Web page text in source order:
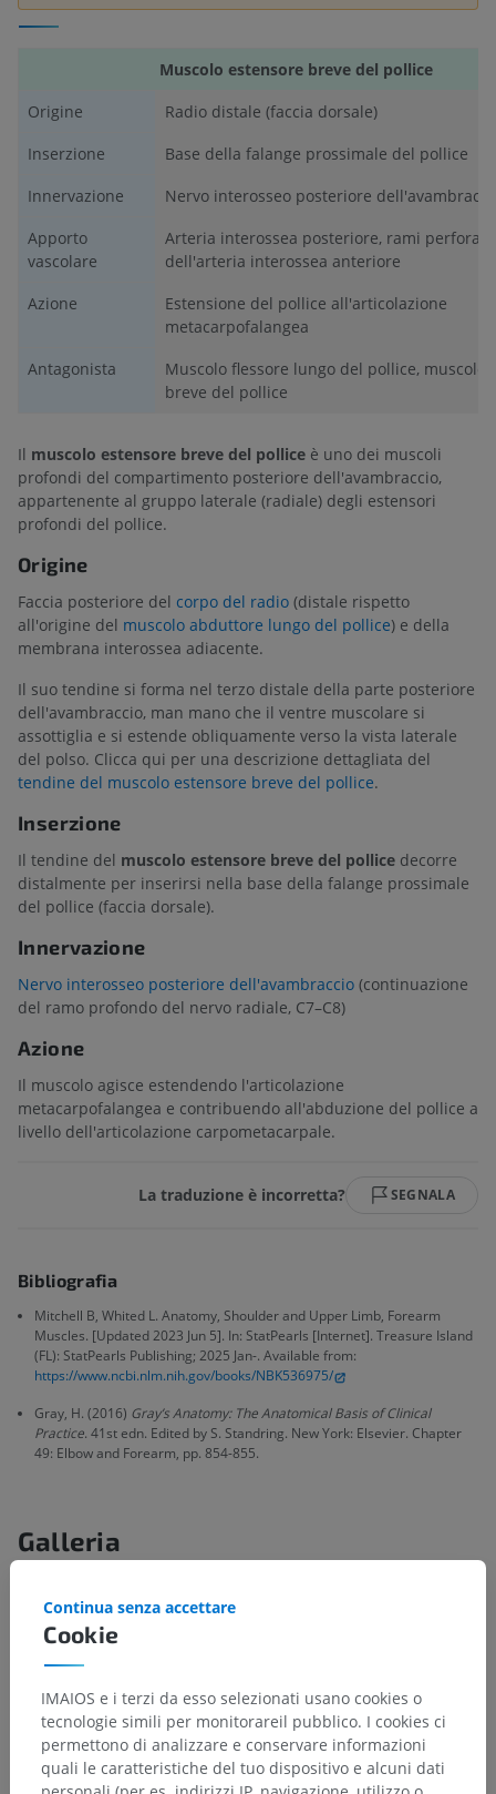
Muscolo estensore breve del pollice
Origine
Radio distale (faccia dorsale)
Inserzione
Base della falange prossimale del pollice
Innervazione
Nervo interosseo posteriore
Apporto
vascolare
Arteria interossea posteriore, rami
dell'arteria interossea anteriore
Azione
Estensione del pollice all'articolazione
metacarpofalangea
Antagonista
Muscolo flessore lungo del pollice, muscolo
breve del pollice
Il muscolo estensore breve del pollice è uno dei muscoli
profondi del compartimento posteriore dell'avambraccio,
appartenente al gruppo laterale (radiale) degli estensori
profondi del pollice.
Origine
Faccia posteriore del corpo del radio (distale rispetto
all'origine del muscolo abduttore lungo del pollice) e della
membrana interossea adiacente.
Il suo tendine si forma nel terzo distale della parte posteriore
dell'avambraccio, man mano che il ventre muscolare si
assottiglia e si estende obliquamente verso la vista laterale
del polso. Clicca qui per una descrizione dettagliata del
tendine del muscolo estensore breve del pollice.
Inserzione
Il tendine del muscolo estensore breve del pollice decorre
distalmente per inserirsi nella base della falange prossimale
del pollice (faccia dorsale).
Innervazione
Nervo interosseo posteriore dell'avambraccio (continuazione
del ramo profondo del nervo radiale, C7–C8)
Azione
Il muscolo agisce estendendo l'articolazione
metacarpofalangea e contribuendo all'abduzione del pollice a
livello dell'articolazione carpometacarpale.
La traduzione è incorretta? SEGNALA
Bibliografia
Mitchell B, Whited L. Anatomy, Shoulder and Upper Limb, Forearm
Muscles. [Updated 2023 Jun 5]. In: StatPearls [Internet]. Treasure Island
(FL): StatPearls Publishing; 2025 Jan-. Available from:
https://www.ncbi.nlm.nih.gov/books/NBK536975/
Gray, H. (2016) Gray’s Anatomy: The Anatomical Basis of Clinical
Practice. 41st edn. Edited by S. Standring. New York: Elsevier. Chapter
49: Elbow and Forearm, pp. 854-855.
Galleria
Cookie
Continua senza accettare
IMAIOS e i terzi da esso selezionati usano cookies o
tecnologie simili per monitorareil pubblico. I cookies ci
permettono di analizzare e conservare informazioni
quali le caratteristiche del tuo dispositivo e alcuni dati